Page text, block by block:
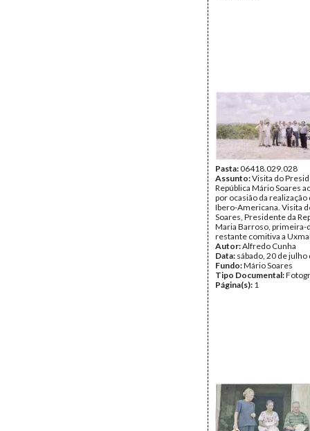
Pasta:06418.029.028
Assunto:Visita do
República Mário Soares
por ocasião da realização
Ibero-Americana. Visita
Soares, Presidente da
Maria Barroso, primeira-
restante comitiva a
Autor:Alfredo Cunha
Data: sábado, 20 de julho
Fundo:Mário Soares
Tipo Documental:
Página(s): 1